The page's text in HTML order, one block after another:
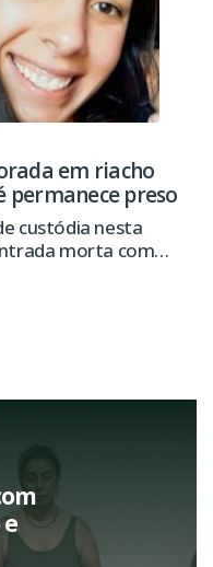
em riacho
permanece preso
custódia nesta
morta com